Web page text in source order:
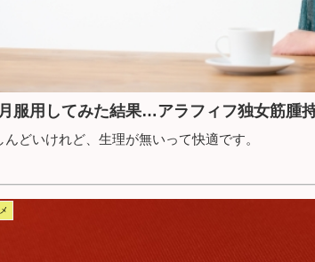
服用してみた結果…アラフィフ独女筋腫
どいけれど、生理が無いって快適です。